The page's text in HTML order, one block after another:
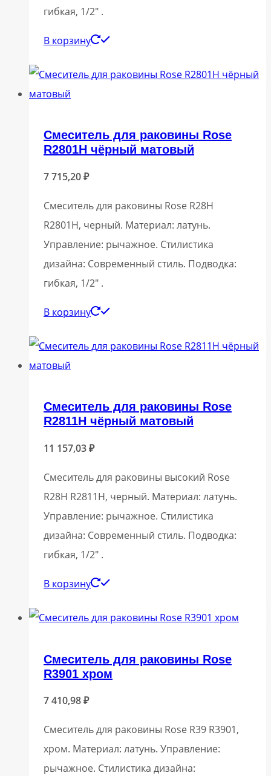
гибкая, 1/2″ .
В корзину
Смеситель для раковины Rose
R2801H чёрный матовый
7 715,20₽
Смеситель для раковины Rose R28H
R2801H, черный. Материал: латунь.
Управление: рычажное. Стилистика
дизайна: Современный стиль. Подводка:
гибкая, 1/2″ .
В корзину
Смеситель для раковины Rose
R2811H чёрный матовый
11 157,03₽
Смеситель для раковины высокий Rose
R28H R2811H, черный. Материал: латунь.
Управление: рычажное. Стилистика
дизайна: Современный стиль. Подводка:
гибкая, 1/2″ .
В корзину
Смеситель для раковины Rose
R3901 хром
7 410,98₽
Смеситель для раковины Rose R39 R3901,
хром. Материал: латунь. Управление:
рычажное. Стилистика дизайна: